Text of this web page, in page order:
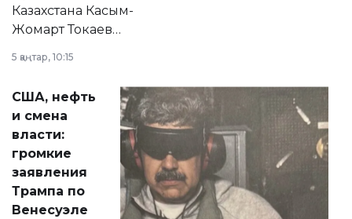
Казахстана Касым-
Жомарт Токаев
сразу несколько
актуальных тем —
от слухов о
политических
реформах до
вопросов армии,
экономики и
личного здоровья.
5 қаңтар, 10:15
США, нефть
и смена
власти:
громкие
заявления
Трампа по
Венесуэле